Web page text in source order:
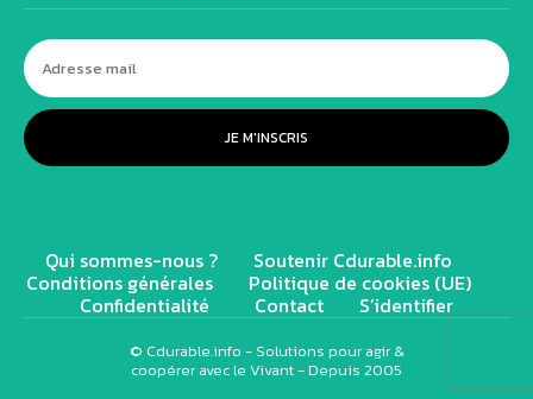
JE M'INSCRIS
Qui sommes-nous ? Soutenir Cdurable.info
Conditions générales Politique de cookies (UE)
Confidentialité Contact S’identifier
© Cdurable.info - Solutions pour agir &
coopérer avec le Vivant - Depuis 2005